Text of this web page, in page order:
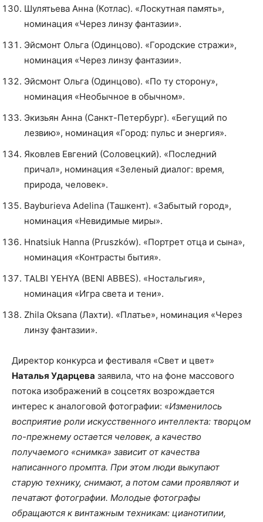
Шулятьева Анна (Котлас). «Лоскутная память»,
номинация «Через линзу фантазии».
Эйсмонт Ольга (Одинцово). «Городские стражи»,
номинация «Через линзу фантазии».
Эйсмонт Ольга (Одинцово). «По ту сторону»,
номинация «Необычное в обычном».
Экизьян Анна (Санкт-Петербург). «Бегущий по
лезвию», номинация «Город: пульс и энергия».
Яковлев Евгений (Соловецкий). «Последний
причал», номинация «Зеленый диалог: время,
природа, человек».
Bayburieva Adelina (Ташкент). «Забытый город»,
номинация «Невидимые миры».
Hnatsiuk Hanna (Pruszków). «Портрет отца и сына»,
номинация «Контрасты бытия».
TALBI YEHYA (BENI ABBES). «Ностальгия»,
номинация «Игра света и тени».
Zhila Oksana (Лахти). «Платье», номинация «Через
линзу фантазии».
Директор конкурса и фестиваля «Свет и цвет»
Наталья Ударцева заявила, что на фоне массового
потока изображений в соцсетях возрождается
интерес к аналоговой фотографии: «Изменилось
восприятие роли искусственного интеллекта: творцом
по-прежнему остается человек, а качество
получаемого «снимка» зависит от качества
написанного промпта. При этом люди выкупают
старую технику, снимают, а потом сами проявляют и
печатают фотографии. Молодые фотографы
обращаются к винтажным техникам: цианотипии,